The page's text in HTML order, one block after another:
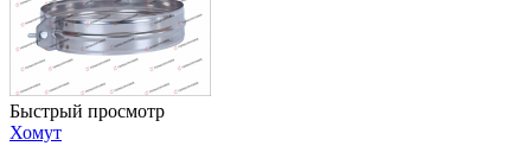
Быстрый просмотр
Хомут